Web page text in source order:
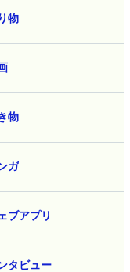
物
物
ガ
ブアプリ
タビュー